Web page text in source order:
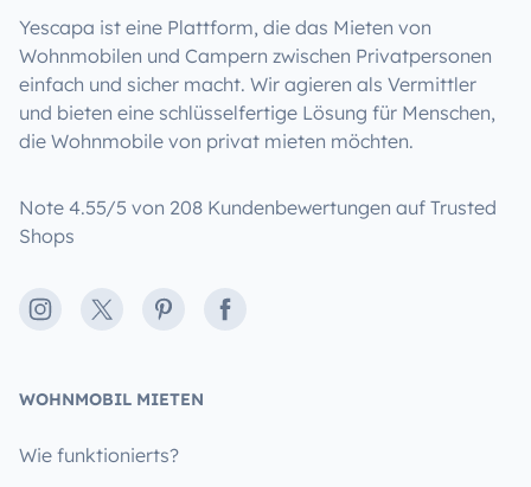
Yescapa ist eine Plattform, die das Mieten von
Wohnmobilen und Campern zwischen Privatpersonen
einfach und sicher macht. Wir agieren als Vermittler
und bieten eine schlüsselfertige Lösung für Menschen,
die Wohnmobile von privat mieten möchten.
Note 4.55/5 von 208 Kundenbewertungen auf Trusted
Shops
Instagram
X PinterestFacebook
WOHNMOBIL MIETEN
Wie funktionierts?